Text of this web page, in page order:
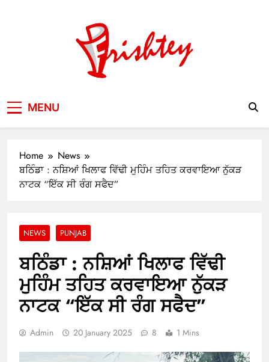
MENU
Home
News
ਬਠਿੰਡਾ : ਨਸ਼ਿਆਂ ਖਿਲਾਫ ਵਿੱਢੀ ਮੁਹਿੰਮ ਤਹਿਤ ਕਰਵਾਇਆ ਨੁੱਕੜ
ਨਾਟਕ “ਇੱਕ ਸੀ ਰੰਗ ਸਫੈਦ”
NEWS PUNJAB
ਬਠਿੰਡਾ : ਨਸ਼ਿਆਂ ਖਿਲਾਫ ਵਿੱਢੀ
ਮੁਹਿੰਮ ਤਹਿਤ ਕਰਵਾਇਆ ਨੁੱਕੜ
ਨਾਟਕ “ਇੱਕ ਸੀ ਰੰਗ ਸਫੈਦ”
Admin 20 January 2025 8 1 Mins